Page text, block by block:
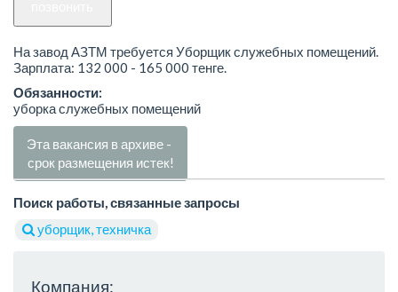
На завод АЗТМ требуется Уборщик служебных помещений.
Зарплата: 132 000 - 165 000 тенге.
Обязанности:
уборка служебных помещений
Эта вакансия в архиве -
срок размещения истек!
Поиск работы, связанные запросы
уборщик, техничка
Компания: